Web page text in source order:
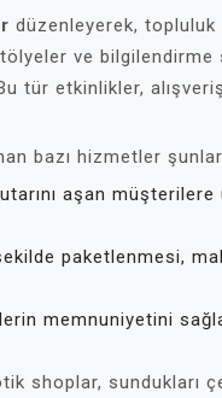
düzenleyerek,
ve bilgilendirme
tür etkinlikler,
bazı hizmetler
aşan
paketlenmesi,
memnuniyetini
shoplar, sundukları